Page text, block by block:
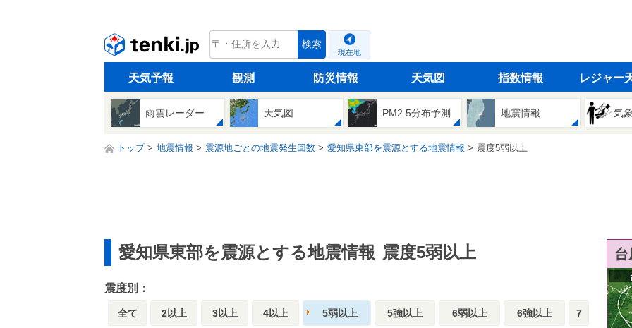
tenki.jp 検索
現在地
天気予報 観測 防災情報 天気図 指数情報 レジャー
雨雲レーダー 天気図 PM2.5分布予測 地震情報 気
トップ 地震情報 震源地ごとの地震発生回数 愛知県東部を震源とする地震情報 震度5弱以上
愛知県東部を震源とする地震情報 震度5弱以上
震度別：
全て 2以上 3以上 4以上 5弱以上 5強以上 6弱以上 6強以上 7